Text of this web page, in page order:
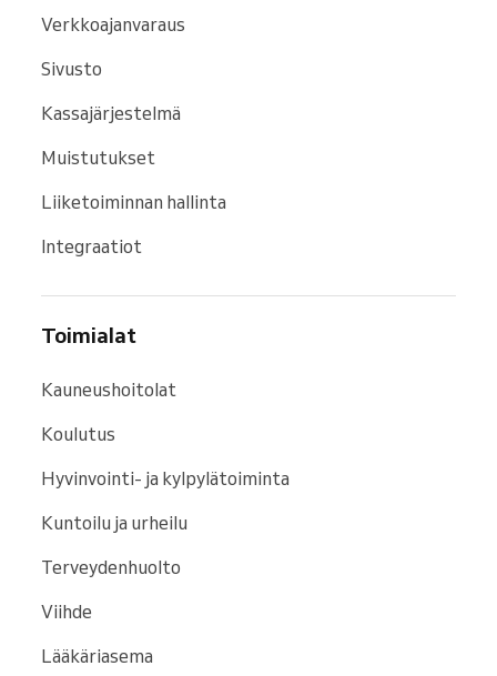
Verkkoajanvaraus
Sivusto
Kassajärjestelmä
Muistutukset
Liiketoiminnan hallinta
Integraatiot
Toimialat
Kauneushoitolat
Koulutus
Hyvinvointi- ja kylpylätoiminta
Kuntoilu ja urheilu
Terveydenhuolto
Viihde
Lääkäriasema